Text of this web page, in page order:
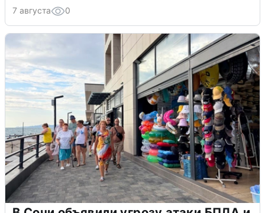
7 августа 0